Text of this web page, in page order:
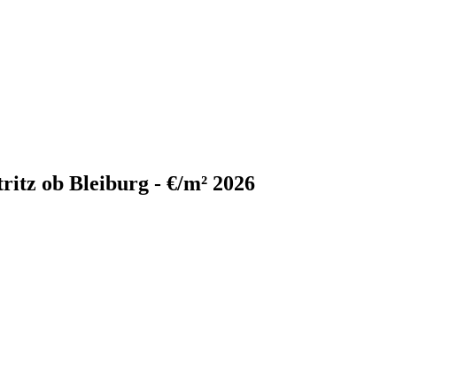
ob Bleiburg - €/m² 2026